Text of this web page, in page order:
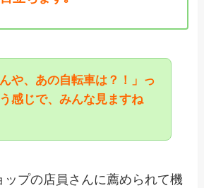
んや、あの自転車は？！」っ
感じで、みんな見ますね
ップの店員さんに薦められて機